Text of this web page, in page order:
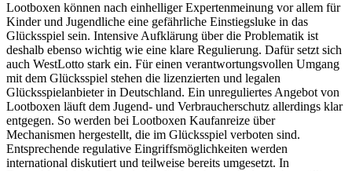
Lootboxen können nach einhelliger Expertenmeinung vor allem für
Kinder und Jugendliche eine gefährliche Einstiegsluke in das
Glücksspiel sein. Intensive Aufklärung über die Problematik ist
deshalb ebenso wichtig wie eine klare Regulierung. Dafür setzt sich
auch WestLotto stark ein. Für einen verantwortungsvollen Umgang
mit dem Glücksspiel stehen die lizenzierten und legalen
Glücksspielanbieter in Deutschland. Ein unreguliertes Angebot von
Lootboxen läuft dem Jugend- und Verbraucherschutz allerdings klar
entgegen. So werden bei Lootboxen Kaufanreize über
Mechanismen hergestellt, die im Glücksspiel verboten sind.
Entsprechende regulative Eingriffsmöglichkeiten werden
international diskutiert und teilweise bereits umgesetzt. In